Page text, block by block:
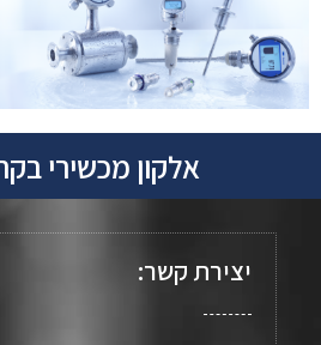
אלקון מכשירי
יצירת קשר: